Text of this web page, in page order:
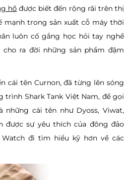
hồđược biết đến rộng rãi trên thị
mạnh trong sản xuất cỗ máy thời
luôn cố gắng học hỏi tay nghề
ra đời những sản phẩm đậm
cái tên Curnon, đã từng lên sóng
Shark Tank Việt Nam, để gọi
những cái tên như Dyoss, Viwat,
được sự yêu thích của đông đảo
Watch đi tìm hiểu kỹ hơn về các